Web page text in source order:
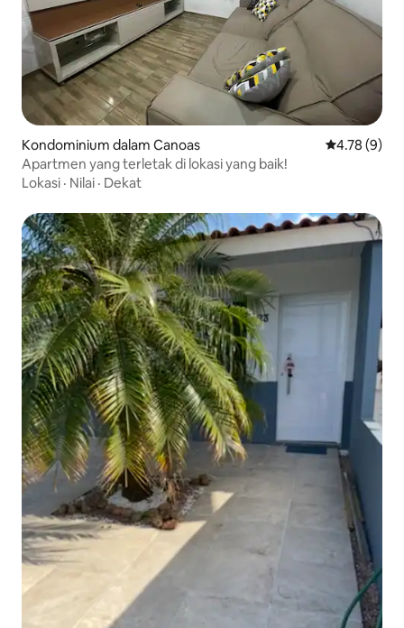
Kondominium dalam Canoas Penarafan
4.78 (9)
Apartmen yang terletak di lokasi yang baik!
Lokasi · Nilai · Dekat